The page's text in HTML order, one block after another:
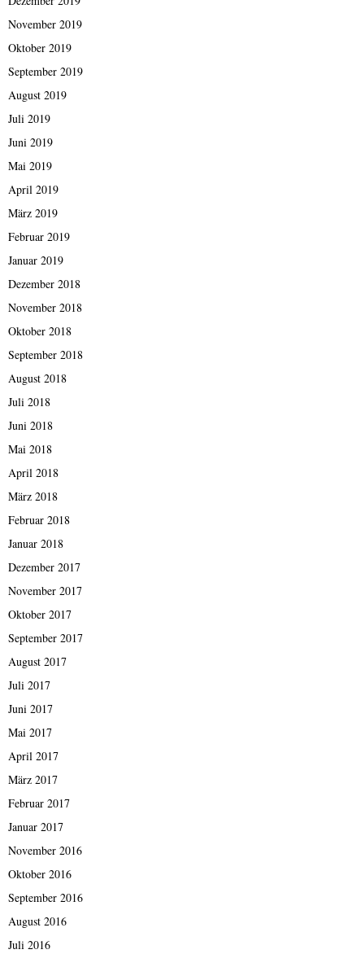
November 2019
Oktober 2019
September 2019
August 2019
Juli 2019
Juni 2019
Mai 2019
April 2019
März 2019
Februar 2019
Januar 2019
Dezember 2018
November 2018
Oktober 2018
September 2018
August 2018
Juli 2018
Juni 2018
Mai 2018
April 2018
März 2018
Februar 2018
Januar 2018
Dezember 2017
November 2017
Oktober 2017
September 2017
August 2017
Juli 2017
Juni 2017
Mai 2017
April 2017
März 2017
Februar 2017
Januar 2017
November 2016
Oktober 2016
September 2016
August 2016
Juli 2016